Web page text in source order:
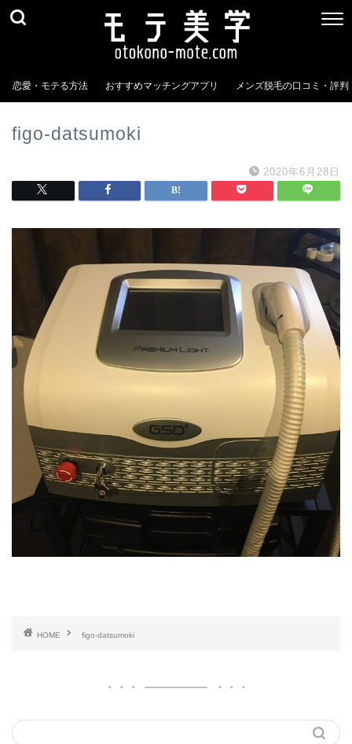
恋愛・モテる方法 おすすめマッチングアプリ メンズ脱毛の口コミ・評判
figo-datsumoki
2020年6月28日
HOME figo-datsumoki